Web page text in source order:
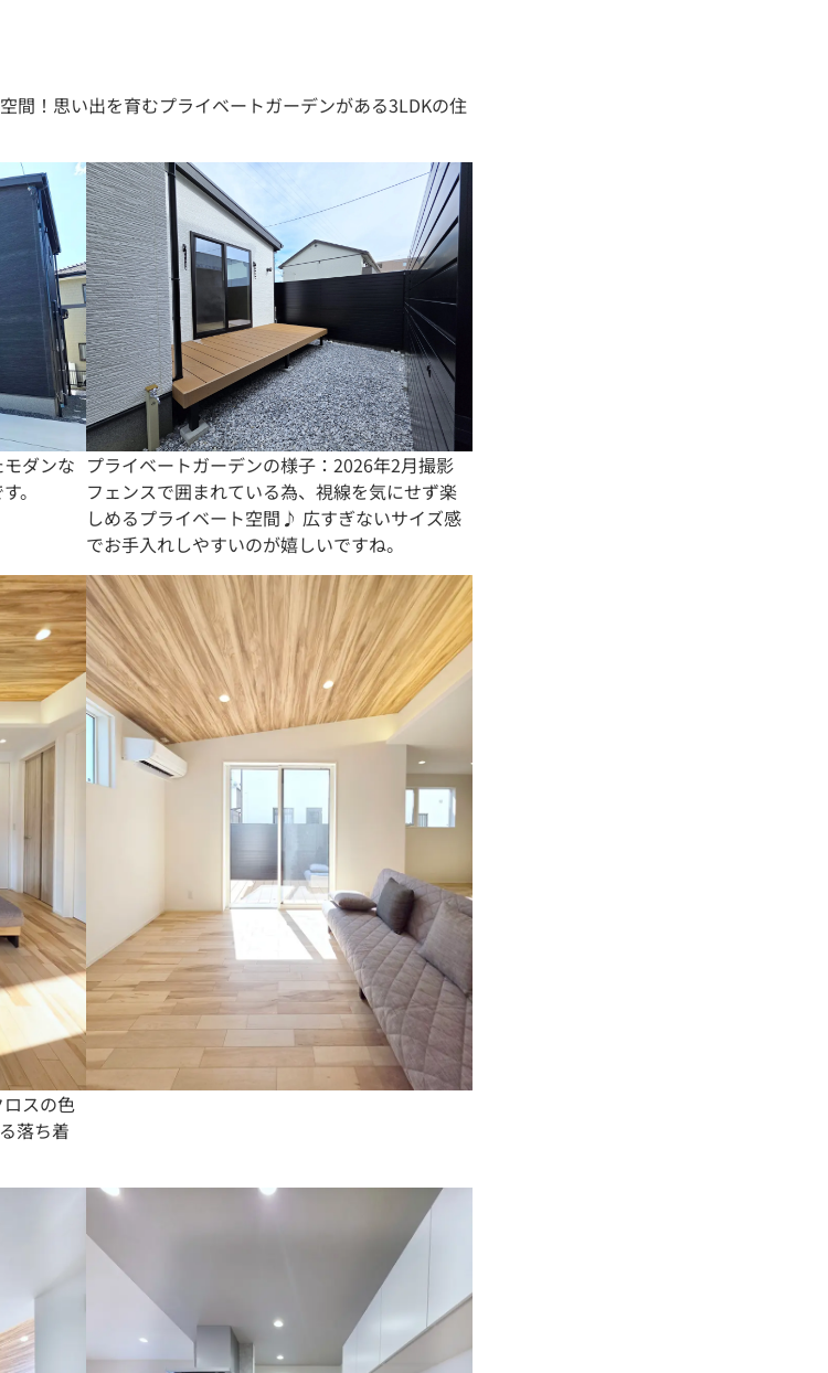
間！思い出を育むプライベートガーデンがある3LDKの住
ダンな
。
プライベートガーデンの様子：2026年2月撮影
フェンスで囲まれている為、視線を気にせず楽
しめるプライベート空間♪ 広すぎないサイズ感
でお手入れしやすいのが嬉しいですね。
スの色
落ち着